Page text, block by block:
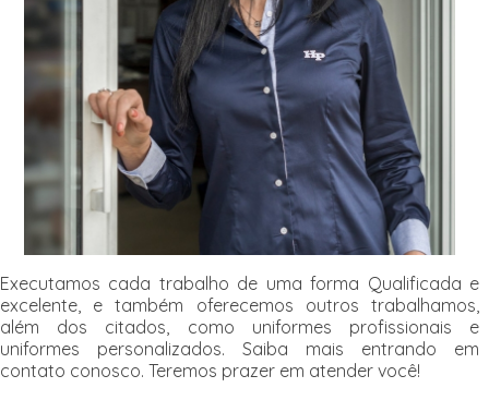
Executamos cada trabalho de uma forma Qualificada e
excelente, e também oferecemos outros trabalhamos,
além dos citados, como uniformes profissionais e
uniformes personalizados. Saiba mais entrando em
contato conosco. Teremos prazer em atender você!